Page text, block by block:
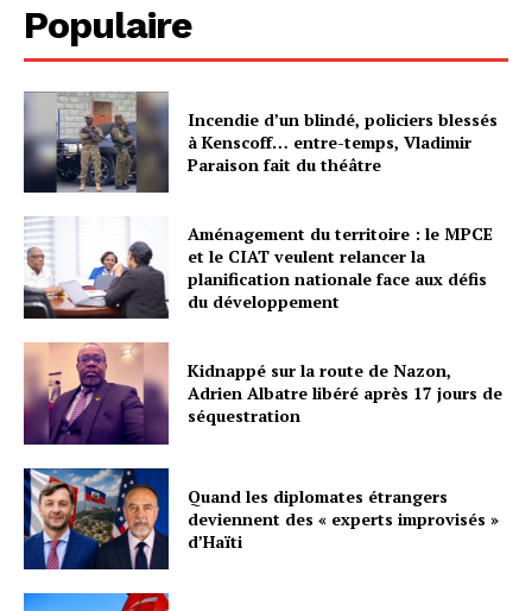
Populaire
Incendie d’un blindé, policiers blessés
à Kenscoff… entre-temps, Vladimir
Paraison fait du théâtre
Aménagement du territoire : le MPCE
et le CIAT veulent relancer la
planification nationale face aux défis
du développement
Kidnappé sur la route de Nazon,
Adrien Albatre libéré après 17 jours de
séquestration
Quand les diplomates étrangers
deviennent des « experts improvisés »
d’Haïti